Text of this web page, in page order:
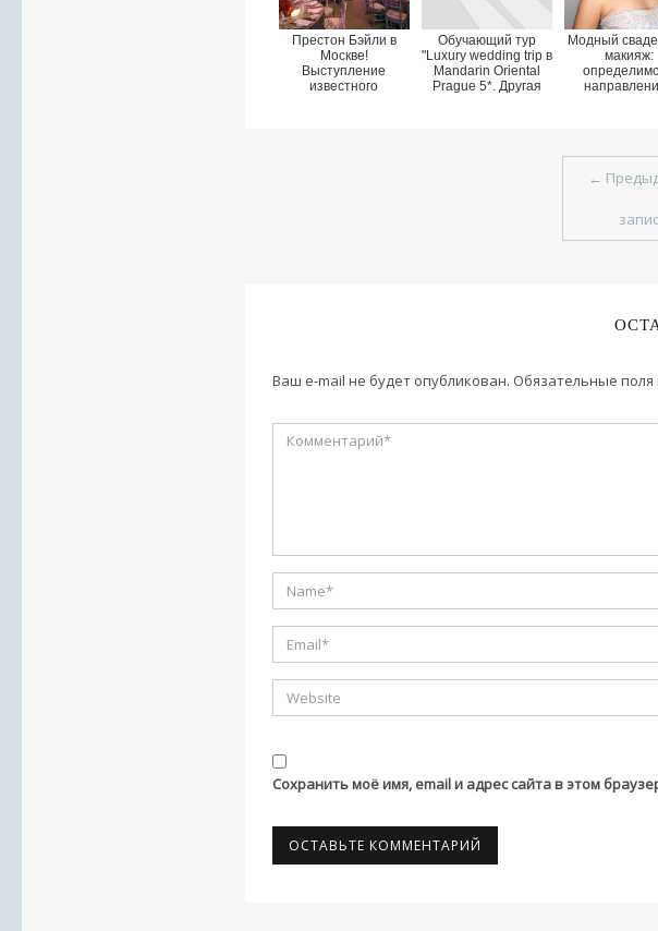
Престон Бэйли в
Москве!
Выступление
известного
Обучающий тур
"Luxury wedding trip в
Mandarin Oriental
Prague 5*. Другая
Модный
макияж:
←
Ваш e-mail не будет опубликован. Обязательные
Сохранить моё имя, email и адрес сайта в этом